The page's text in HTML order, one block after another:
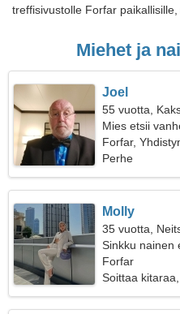
treffisivustolle Forfar
Miehet ja
Joel
55 vuotta,
Mies etsii
Forfar,
Perhe
Molly
35 vuotta,
Sinkku nainen
Forfar
Soittaa